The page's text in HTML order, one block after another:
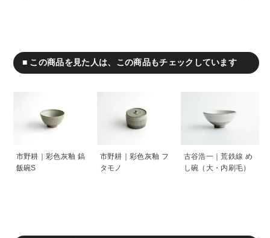
■ この商品を見た人は、この商品もチェックしています
市野耕｜彩色灰釉 鎬
飯碗S
市野耕｜彩色灰釉 フ
タモノ
古谷浩一｜荒鉄線 め
し碗（大・内刷毛）